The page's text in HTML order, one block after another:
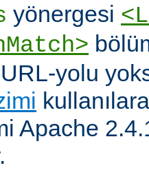
yönergesi
URL-yolu
Apache